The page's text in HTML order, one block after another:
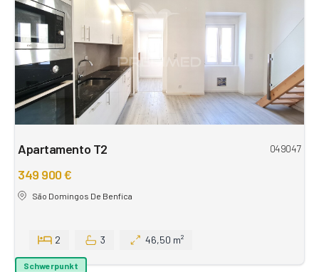
Apartamento T2 049047
349 900 €
São Domingos De Benfica
2 3 46,50 m²
Schwerpunkt